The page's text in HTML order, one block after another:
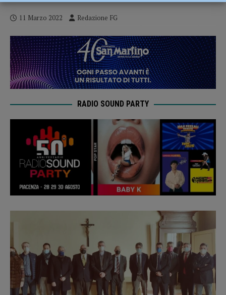
11 Marzo 2022 Redazione FG
RADIO SOUND PARTY